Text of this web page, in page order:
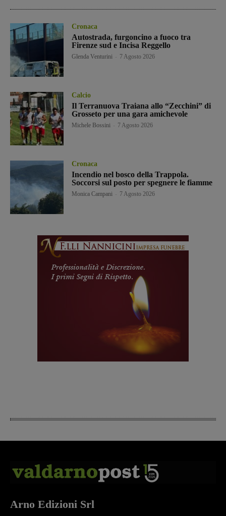
Cronaca
Autostrada, furgoncino a fuoco tra
Firenze sud e Incisa Reggello
Glenda Venturini 7 Agosto 2026
Calcio
Il Terranuova Traiana allo “Zecchini” di
Grosseto per una gara amichevole
Michele Bossini 7 Agosto 2026
Cronaca
Incendio nel bosco della Trappola.
Soccorsi sul posto per spegnere le fiamme
Monica Campani 7 Agosto 2026
Arno Edizioni Srl